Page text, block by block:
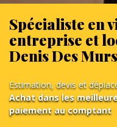
Spécialiste en
entreprise et
Denis Des
Estimation, devis et
Achat dans les
paiement au comptant